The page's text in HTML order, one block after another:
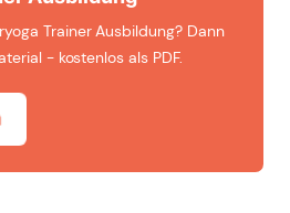
Trainer Ausbildung? Dann
- kostenlos als PDF.